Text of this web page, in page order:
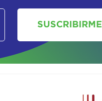
SUSCRIBIRME